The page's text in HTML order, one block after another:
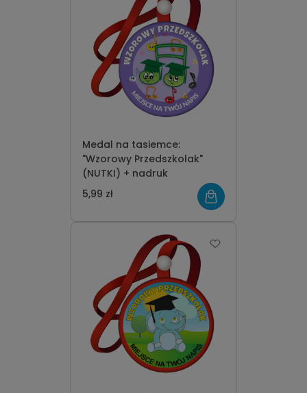
Medal na tasiemce:
"Wzorowy Przedszkolak"
(NUTKI) + nadruk
5,99 zł